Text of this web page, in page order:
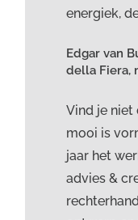
energiek,
Edgar van
della Fiera,
Vind je
mooi is
jaar het
advies &